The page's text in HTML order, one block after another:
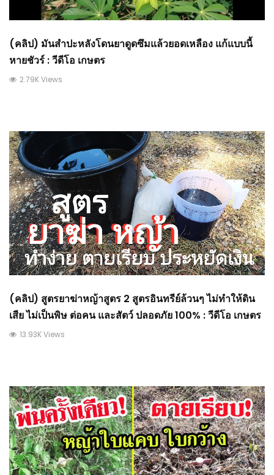
(คลิป) มันสำปะหลังโดนยาดูดซึมแล้วยอดเหลือง แก้แบบนี้
หายชัวร์ : วีดีโอ เกษตร
2.79K Views
(คลิป) สูตรยาฆ่าหญ้าสูตร 2 สูตรอินทรีย์ล้วนๆ ไม่ทำให้ดิน
เสีย ไม่เป็นพิษ ต่อคน และสัตว์ ปลอดภัย 100% : วีดีโอ เกษตร
13.93K Views